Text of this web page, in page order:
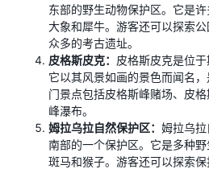
东部的野生动物保护区。它是许
大象和犀牛。游客还可以探索
众多的考古遗址。
皮格斯皮克： 皮格斯皮克是位于
它以其风景如画的景色而闻名
门景点包括皮格斯峰赌场、皮
峰瀑布。
姆拉乌拉自然保护区： 姆拉乌
南部的一个保护区。它是多种野
斑马和猴子。游客还可以探索保